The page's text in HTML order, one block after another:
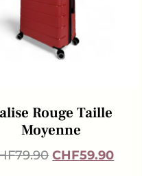
Rouge Taille
Moyenne
79.90 CHF59.90